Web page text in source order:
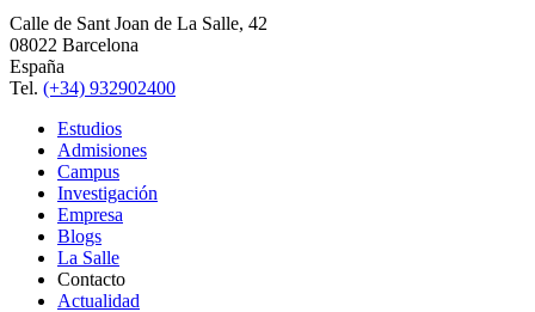
Calle de Sant Joan de La Salle, 42
08022 Barcelona
España
Tel. (+34) 932902400
Estudios
Admisiones
Campus
Investigación
Empresa
Blogs
La Salle
Contacto
Actualidad